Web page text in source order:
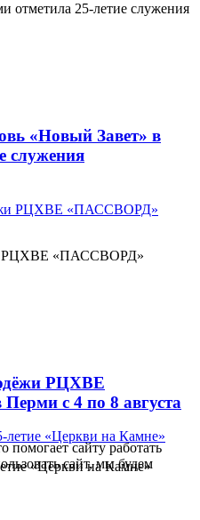
отметила 25-летие служения
«Новый Завет» в
служения
РЦХВЕ «ПАССВОРД»
РЦХВЕ
с 4 по 8 августа
«Церкви на Камне»
сайту работать
сайт, мы будем